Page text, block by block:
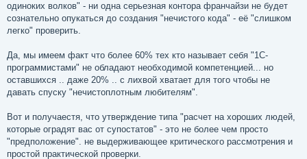
одиноких волков" - ни одна серьезная контора франчайзи не будет
сознательно опукаться до создания "нечистого кода" - её "слишком
легко" проверить.
Да, мы имеем факт что более 60% тех кто называет себя "1С-
программистами" не обладают необходимой компетенцией... но
оставшихся .. даже 20% .. с лихвой хватает для того чтобы не
давать спуску "нечистоплотным любителям".
Вот и получаестя, что утверждение типа "расчет на хороших людей,
которые оградят вас от супостатов" - это не более чем просто
"предположение". не выдерживающее критического рассмотрения и
простой практической проверки.